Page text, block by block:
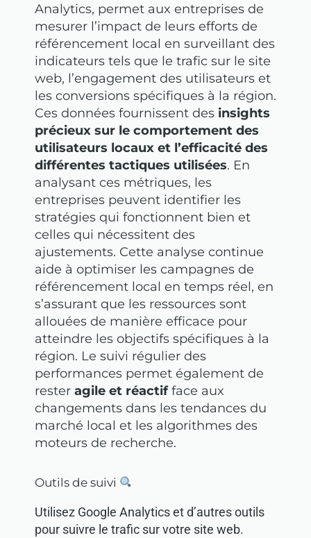
Analytics, permet aux entreprises de
mesurer l’impact de leurs efforts de
référencement local en surveillant des
indicateurs tels que le trafic sur le site
web, l’engagement des utilisateurs et
les conversions spécifiques à la région.
Ces données fournissent des insights
précieux sur le comportement des
utilisateurs locaux et l’efficacité des
différentes tactiques utilisées. En
analysant ces métriques, les
entreprises peuvent identifier les
stratégies qui fonctionnent bien et
celles qui nécessitent des
ajustements. Cette analyse continue
aide à optimiser les campagnes de
référencement local en temps réel, en
s’assurant que les ressources sont
allouées de manière efficace pour
atteindre les objectifs spécifiques à la
région. Le suivi régulier des
performances permet également de
rester agile et réactifface aux
changements dans les tendances du
marché local et les algorithmes des
moteurs de recherche.
Outils de suivi
Utilisez Google Analytics et d’autres outils
pour suivre le trafic sur votre site web.